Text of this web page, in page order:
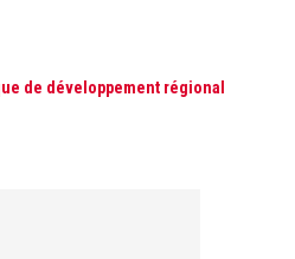
de développement régional